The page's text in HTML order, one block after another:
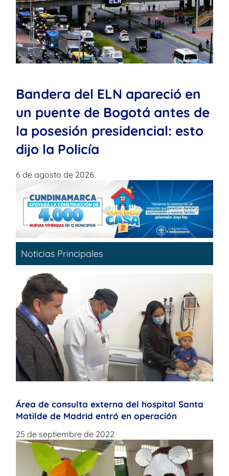
Bandera del ELN apareció en
un puente de Bogotá antes de
la posesión presidencial: esto
dijo la Policía
6 de agosto de 2026
Noticias Principales
Área de consulta externa del hospital Santa
Matilde de Madrid entró en operación
25 de septiembre de 2022